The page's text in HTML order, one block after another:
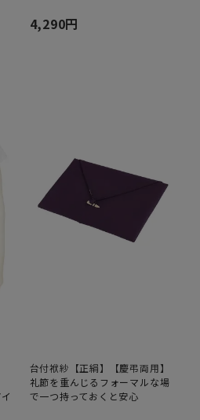
4,290円
台付袱紗【正絹】【慶弔両用】
礼節を重んじるフォーマルな場
で一つ持っておくと安心